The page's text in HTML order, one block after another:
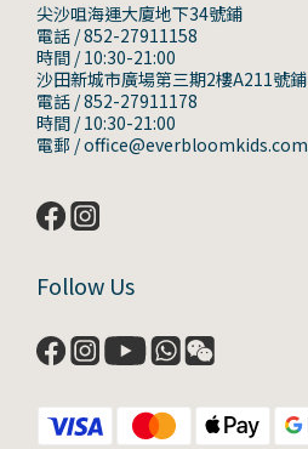
尖沙咀海運大廈地下34號鋪
電話 / 852-27911158
時間 / 10:30-21:00
沙田新城市廣場第三期2樓A211號鋪
電話 / 852-27911178
時間 / 10:30-21:00
電郵 / office@everbloomkids.com
Follow Us